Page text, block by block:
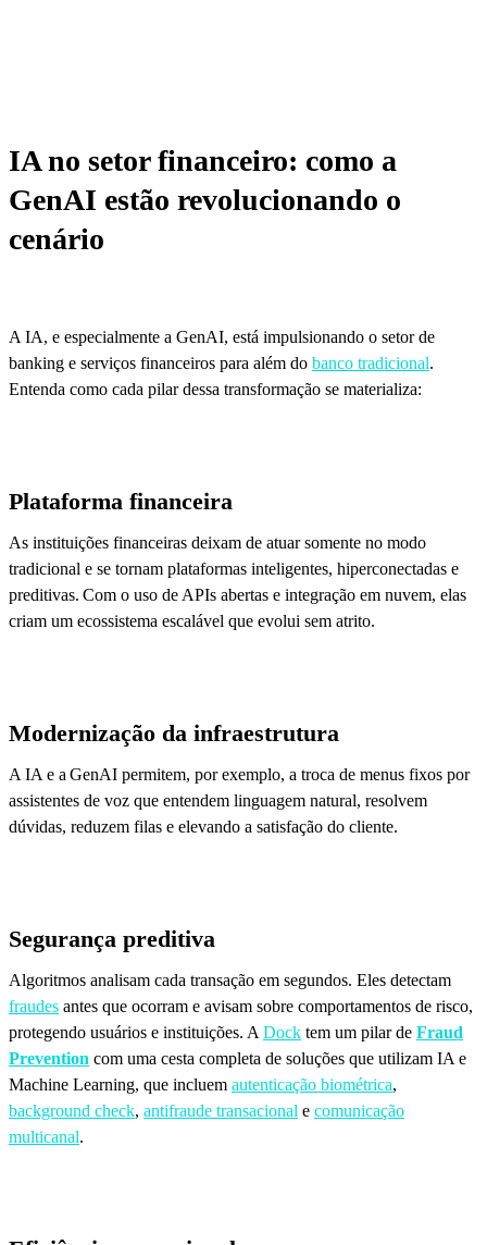
IA no setor financeiro: como a
GenAI estão revolucionando o
cenário
A IA, e especialmente a GenAI, está impulsionando o setor de
banking e serviços financeiros para além do banco tradicional.
Entenda como cada pilar dessa transformação se materializa:
Plataforma financeira
As instituições financeiras deixam de atuar somente no modo
tradicional e se tornam plataformas inteligentes, hiperconectadas e
preditivas. Com o uso de APIs abertas e integração em nuvem, elas
criam um ecossistema escalável que evolui sem atrito.
Modernização da infraestrutura
A IA e a GenAI permitem, por exemplo, a troca de menus fixos por
assistentes de voz que entendem linguagem natural, resolvem
dúvidas, reduzem filas e elevando a satisfação do cliente.
Segurança preditiva
Algoritmos analisam cada transação em segundos. Eles detectam
fraudes antes que ocorram e avisam sobre comportamentos de risco,
protegendo usuários e instituições. A Dock tem um pilar de Fraud
Prevention com uma cesta completa de soluções que utilizam IA e
Machine Learning, que incluem autenticação biométrica,
background check, antifraude transacional e comunicação
multicanal.